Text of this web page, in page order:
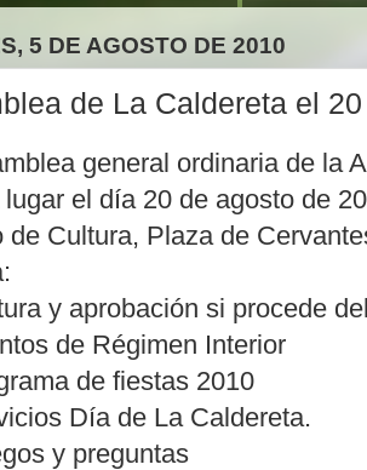
5 DE AGOSTO DE 2010
de La Caldereta el
general ordinaria de la
el día 20 de agosto de
de Cultura, Plaza de
y aprobación si procede
de Régimen Interior
de fiestas 2010
Día de La Caldereta.
y preguntas